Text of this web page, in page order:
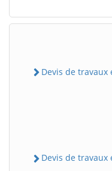
Devis de travaux
Devis de travaux